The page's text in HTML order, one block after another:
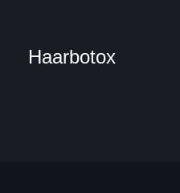
Haarbotox